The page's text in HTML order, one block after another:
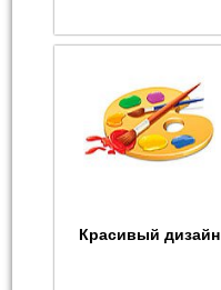
Красивый дизайн